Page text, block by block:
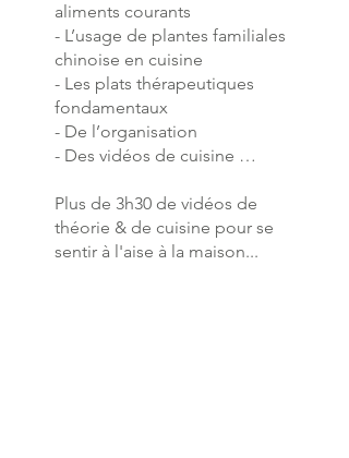
aliments courants
- L’usage de plantes familiales
chinoise en cuisine
- Les plats thérapeutiques
fondamentaux
- De l’organisation
- Des vidéos de cuisine …
Plus de 3h30 de vidéos de
théorie & de cuisine pour se